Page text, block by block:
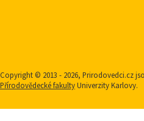
Copyright © 2013 - 2026, Prirodovedci.cz
Přírodovědecké fakultyUniverzity Karlovy.